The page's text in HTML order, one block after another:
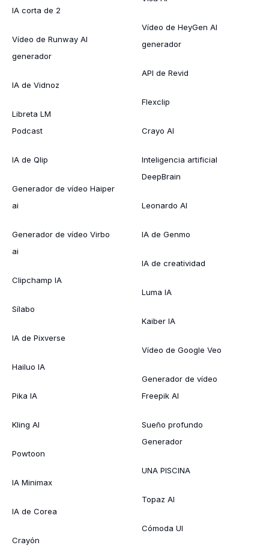
IA corta de 2
Vídeo de Runway AI
generador
IA de Vidnoz
Libreta LM
Podcast
IA de Qlip
Generador de vídeo Haiper
ai
Generador de vídeo Virbo
ai
Clipchamp IA
Sílabo
IA de Pixverse
Hailuo IA
Pika IA
Kling AI
Powtoon
IA Minimax
IA de Corea
Crayón
Vídeo de HeyGen AI
generador
API de Revid
Flexclip
Crayo AI
Inteligencia artificial
DeepBrain
Leonardo AI
IA de Genmo
IA de creatividad
Luma IA
Kaiber IA
Vídeo de Google Veo
Generador de vídeo
Freepik AI
Sueño profundo
Generador
UNA PISCINA
Topaz AI
Cómoda UI